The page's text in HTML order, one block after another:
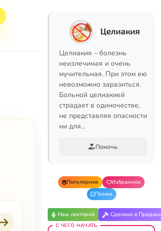
Целиакия
Целиакия – болезнь
неизлечимая и очень
мучительная. При этом ею
невозможно заразиться.
Больной целиакией
страдает в одиночестве,
не представляя опасности
ни для…
Помочь
Популярное
Избранное
Позже
Наш лекторий Сделано в
С ЧЕГО НАЧАТЬ